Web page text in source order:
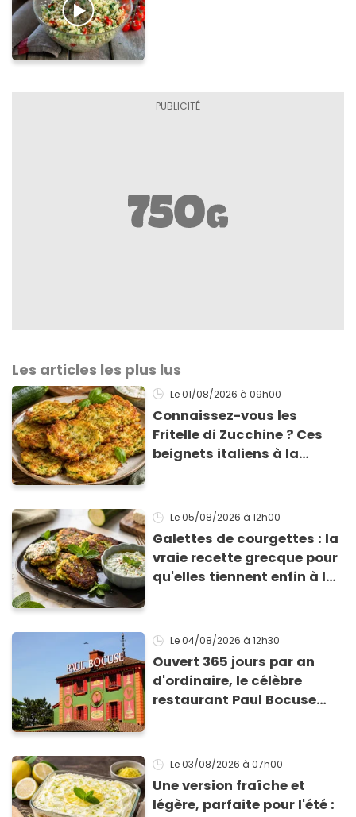
Les articles les plus lus
Le 01/08/2026 à 09h00
Connaissez-vous les
Fritelle di Zucchine ? Ces
beignets italiens à la
Le 05/08/2026 à 12h00
Galettes de courgettes : la
vraie recette grecque pour
qu'elles tiennent enfin à la
Le 04/08/2026 à 12h30
Ouvert 365 jours par an
d'ordinaire, le célèbre
restaurant Paul Bocuse
Le 03/08/2026 à 07h00
Une version fraîche et
légère, parfaite pour l'été :